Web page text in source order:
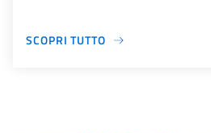
SCOPRI TUTTO